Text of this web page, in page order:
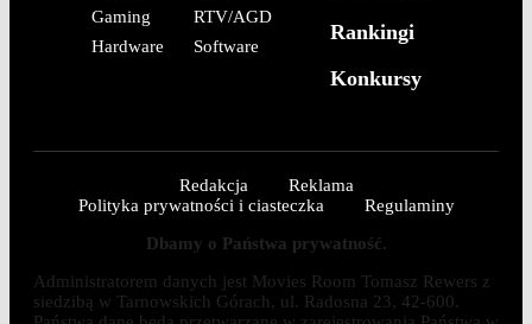
Gaming
Hardware
RTV/AGD
Software
Rankingi
Konkursy
Redakcja
Reklama
Polityka prywatności i ciasteczka
Regulaminy
Dbamy o Państwa prywatność.
Administratorem danych jest Movies Room Tomasz Rewers z
siedzibą w Tarnowskich Górach, ul. Radosna 23, 42-600.